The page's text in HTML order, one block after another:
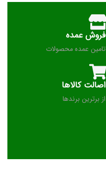
فروش عمده
تامین عمده محصولات
اصالت کالاها
از برترین برندها